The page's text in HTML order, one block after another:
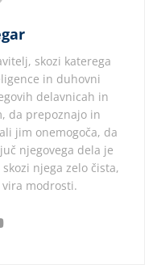
skozi katerega
in duhovni
delavnicah in
da prepoznajo in
jim onemogoča, da
njegovega dela je
njega zelo čista,
modrosti.